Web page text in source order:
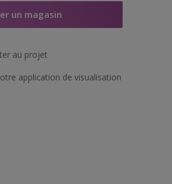
un magasin
au projet
application de visualisation